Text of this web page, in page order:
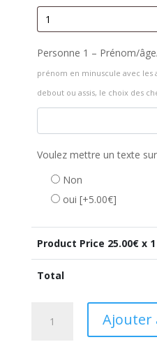
Personne 1 – Prénom/
prénom en minuscule avec les
debout ou assis, le choix des
Voulez mettre un texte
Non
oui [+5.00€]
Product Price 25.00€ x 1
Total
Ajouter